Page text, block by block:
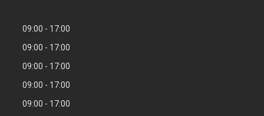
09:00
17:00
09:00
17:00
09:00
17:00
09:00
17:00
09:00
17:00